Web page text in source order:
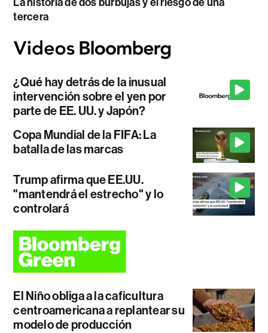
tercera
¿Qué hay detrás de la inusual
intervención sobre el yen por
parte de EE. UU. y Japón?
Copa Mundial de la FIFA: La
batalla de las marcas
Trump afirma que EE.UU.
"mantendrá el estrecho" y lo
controlará
El Niño obliga a la caficultura
centroamericana a replantear su
modelo de producción